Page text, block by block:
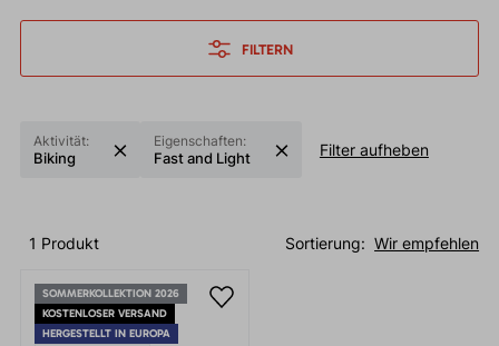
FILTERN
Aktivität:
Biking
Eigenschaften:
Fast and Light Filter aufheben
Wir empfehlen
Sortierung:
1 Produkt
SOMMERKOLLEKTION 2026
KOSTENLOSER VERSAND
HERGESTELLT IN EUROPA